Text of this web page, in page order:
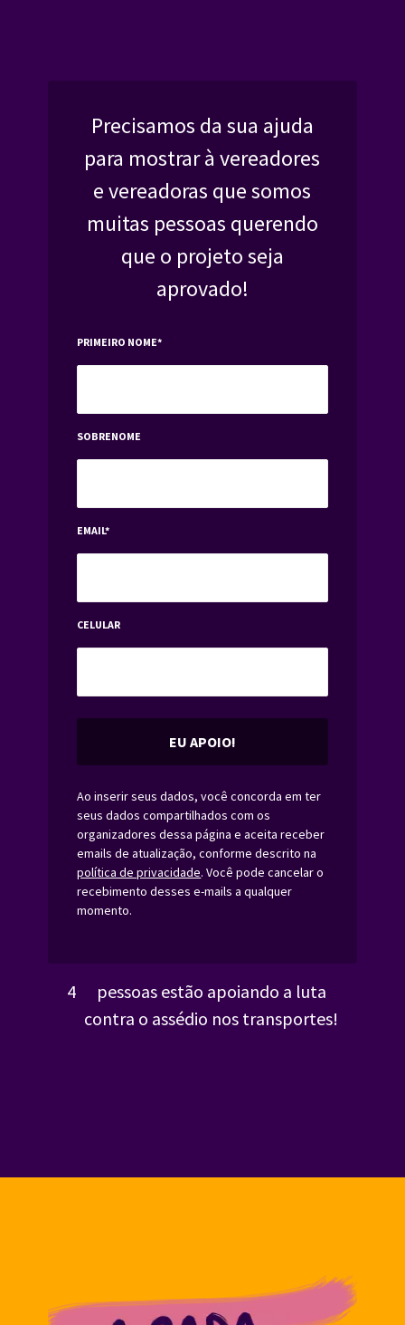
Precisamos da sua ajuda
para mostrar à vereadores
e vereadoras que somos
muitas pessoas querendo
que o projeto seja
aprovado!
PRIMEIRO NOME*
SOBRENOME
EMAIL*
CELULAR
EU APOIO!
Ao inserir seus dados, você concorda em ter
seus dados compartilhados com os
organizadores dessa página e aceita receber
emails de atualização, conforme descrito na
política de privacidade. Você pode cancelar o
recebimento desses e-mails a qualquer
momento.
4
pessoas estão apoiando a luta
contra o assédio nos transportes!